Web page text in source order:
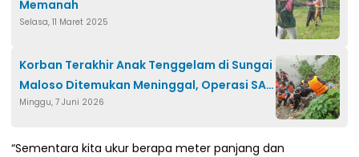
Memanah
Selasa, 11 Maret 2025
Korban Terakhir Anak Tenggelam di Sungai
Maloso Ditemukan Meninggal, Operasi SAR
Ditutup
Minggu, 7 Juni 2026
“Sementara kita ukur berapa meter panjang dan